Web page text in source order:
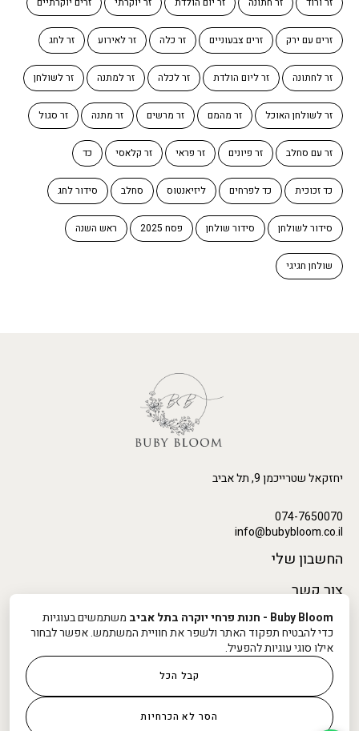
זרים עם ירק זרים צבעוניים זר כלה זר לאירוע זר לחג
זר לחתונה זר ליום הולדת זר לכלה זר למתנה זר לשולחן
זר לשולחן האוכל זר מהמם זר מרשים זר מתנה זר סגול
זר עם סחלב זר פיונים זר פראי זר קלאסי כד
כד זכוכית כד לפרחים ליזיאנטוס סחלב סידור לחג
סידור לשולחן סידור שולחן פסח 2025 ראש השנה
שולחן חגיגי
יחזקאל שטרייכמן 9, תל אביב
074-7650070
info@bubybloom.co.il
החשבון שלי
צור קשר
תנאי אספקה ומשלוח
תקנון ומדיניות שימוש באתר
Buby Bloom - חנות פרחי יוקרה בתל אביב
משתמשים בעוגיות
כדי להבטיח תפקוד האתר ולשפר את חוויית המשתמש. אפשר לבחור
אילו סוגי עוגיות להפעיל.
קבל הכל
הסר לא הכרחיות